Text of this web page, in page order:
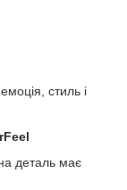
стиль і
деталь має